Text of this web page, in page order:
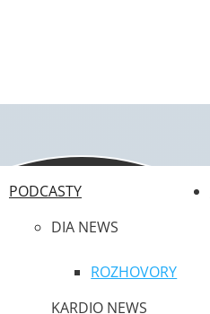
PODCASTY
DIA NEWS
ROZHOVORY
KARDIO NEWS